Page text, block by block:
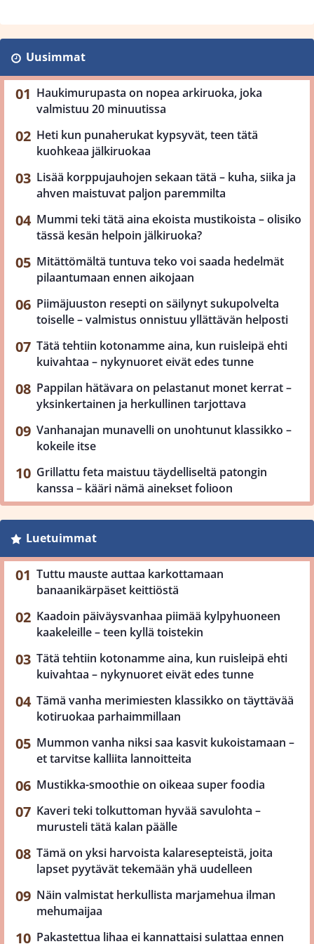
Uusimmat
Haukimurupasta on nopea arkiruoka, joka
valmistuu 20 minuutissa
Heti kun punaherukat kypsyvät, teen tätä
kuohkeaa jälkiruokaa
Lisää korppujauhojen sekaan tätä – kuha, siika ja
ahven maistuvat paljon paremmilta
Mummi teki tätä aina ekoista mustikoista – olisiko
tässä kesän helpoin jälkiruoka?
Mitättömältä tuntuva teko voi saada hedelmät
pilaantumaan ennen aikojaan
Piimäjuuston resepti on säilynyt sukupolvelta
toiselle – valmistus onnistuu yllättävän helposti
Tätä tehtiin kotonamme aina, kun ruisleipä ehti
kuivahtaa – nykynuoret eivät edes tunne
Pappilan hätävara on pelastanut monet kerrat –
yksinkertainen ja herkullinen tarjottava
Vanhanajan munavelli on unohtunut klassikko –
kokeile itse
Grillattu feta maistuu täydelliseltä patongin
kanssa – kääri nämä ainekset folioon
Luetuimmat
Tuttu mauste auttaa karkottamaan
banaanikärpäset keittiöstä
Kaadoin päiväysvanhaa piimää kylpyhuoneen
kaakeleille – teen kyllä toistekin
Tätä tehtiin kotonamme aina, kun ruisleipä ehti
kuivahtaa – nykynuoret eivät edes tunne
Tämä vanha merimiesten klassikko on täyttävää
kotiruokaa parhaimmillaan
Mummon vanha niksi saa kasvit kukoistamaan –
et tarvitse kalliita lannoitteita
Mustikka-smoothie on oikeaa super foodia
Kaveri teki tolkuttoman hyvää savulohta –
murusteli tätä kalan päälle
Tämä on yksi harvoista kalaresepteistä, joita
lapset pyytävät tekemään yhä uudelleen
Näin valmistat herkullista marjamehua ilman
mehumaijaa
Pakastettua lihaa ei kannattaisi sulattaa ennen